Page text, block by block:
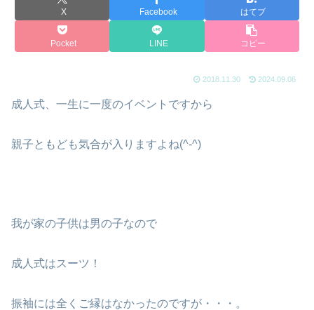
X Facebook はてブ
Pocket LINE コピー
2018.11.30 2024.09.06
成人式、一生に一度のイベントですから
親子ともども気合が入りますよね(^-^)
我が家の子供は男の子なので
成人式はスーツ！
振袖には全くご縁はなかったのですが・・・。